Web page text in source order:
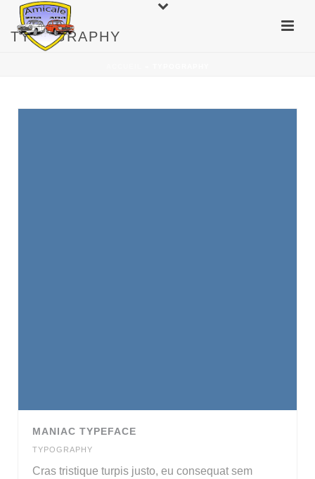
TYPOGRAPHY
MANIAC TYPEFACE
TYPOGRAPHY
Cras tristique turpis justo, eu consequat sem